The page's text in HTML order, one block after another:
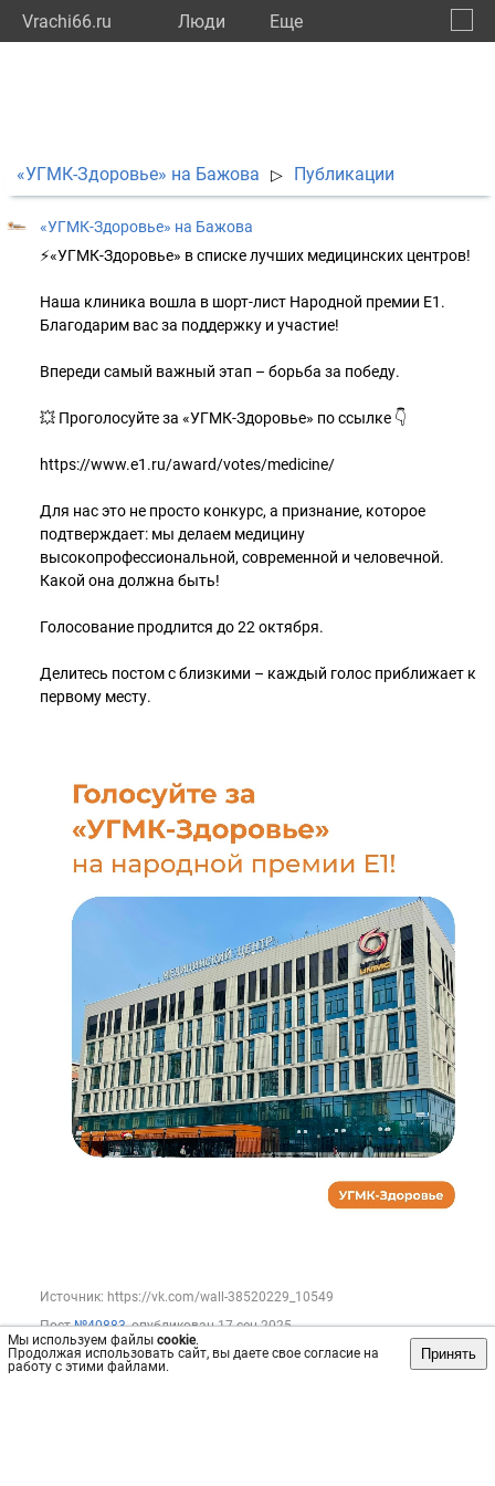
Vrachi66.ru Люди Eще
Мы используем файлы cookie.
Продолжая использовать сайт, вы даете свое согласие на
работу с этими файлами.
Принять
«УГМК-Здоровье» на Бажова ▷ Публикации
«УГМК-Здоровье» на Бажова
⚡️«УГМК-Здоровье» в списке лучших медицинских центров!
Наша клиника вошла в шорт-лист Народной премии Е1.
Благодарим вас за поддержку и участие!
Впереди самый важный этап – борьба за победу.
💥 Проголосуйте за «УГМК-Здоровье» по ссылке 👇
https://www.e1.ru/award/votes/medicine/
Для нас это не просто конкурс, а признание, которое
подтверждает: мы делаем медицину
высокопрофессиональной, современной и человечной.
Какой она должна быть!
Голосование продлится до 22 октября.
Делитесь постом с близкими – каждый голос приближает к
первому месту.
Источник: https://vk.com/wall-38520229_10549
Пост№40883, опубликован17 сен 2025
Сохранить интересно не интересно